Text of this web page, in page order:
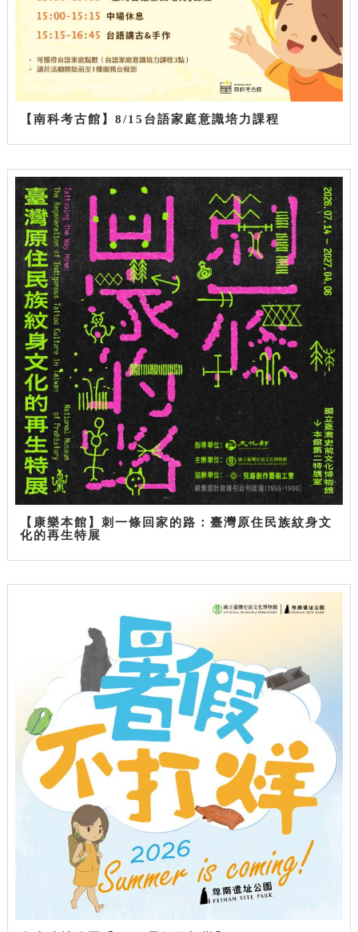
【南科考古館】8/15台語家庭意識培力課程
【康樂本館】刺一條回家的路：臺灣原住民族紋身文
化的再生特展